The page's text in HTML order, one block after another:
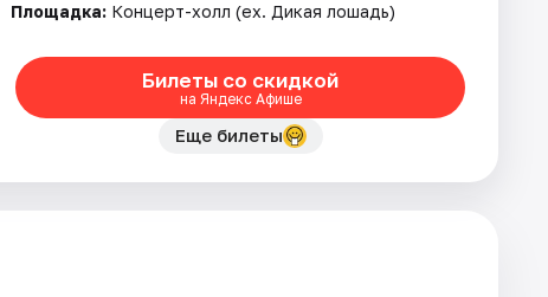
Площадка: Концерт-холл (ex. Дикая лошадь)
Билеты со скидкой
на Яндекс Афише
Еще билеты